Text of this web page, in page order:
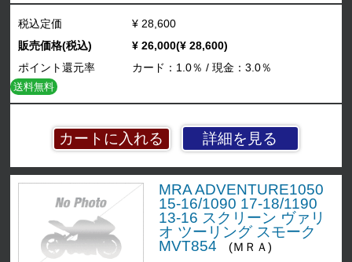
詳細を見る
税込定価
¥ 28,600
販売価格(税込)
¥ 26,000(¥ 28,600)
ポイント還元率
カード：1.0％ / 現金：3.0％
送料無料
MRA ADVENTURE1050
15-16/1090 17-18/1190
13-16 スクリーン ヴァリ
オ ツーリング スモーク
MVT854
(ＭＲＡ)